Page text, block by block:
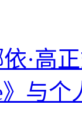
·高
》与